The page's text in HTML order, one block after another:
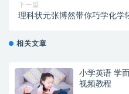
下一篇
理科状元张博然带你巧学化学
相关文章
小学英语 学
视频教程